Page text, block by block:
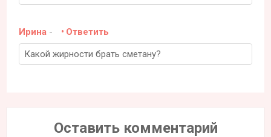
Ирина - Ответить
Какой жирности брать сметану?
Оставить комментарий